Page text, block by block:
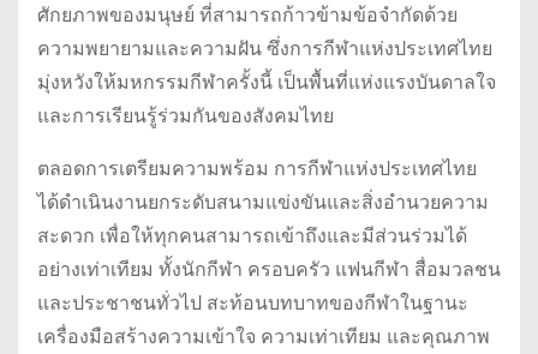
ศักยภาพของมนุษย์ ที่สามารถก้าวข้ามข้อจำกัดด้วย
ความพยายามและความฝัน ซึ่งการกีฬาแห่งประเทศไทย
มุ่งหวังให้มหกรรมกีฬาครั้งนี้ เป็นพื้นที่แห่งแรงบันดาลใจ
และการเรียนรู้ร่วมกันของสังคมไทย
ตลอดการเตรียมความพร้อม การกีฬาแห่งประเทศไทย
ได้ดำเนินงานยกระดับสนามแข่งขันและสิ่งอำนวยความ
สะดวก เพื่อให้ทุกคนสามารถเข้าถึงและมีส่วนร่วมได้
อย่างเท่าเทียม ทั้งนักกีฬา ครอบครัว แฟนกีฬา สื่อมวลชน
และประชาชนทั่วไป สะท้อนบทบาทของกีฬาในฐานะ
เครื่องมือสร้างความเข้าใจ ความเท่าเทียม และคุณภาพ